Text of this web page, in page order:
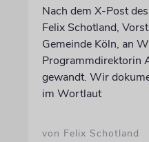
Nach dem X-Post
Felix Schotland,
Gemeinde Köln, an
Programmdirektorin
gewandt. Wir
im Wortlaut
von Felix Schotland